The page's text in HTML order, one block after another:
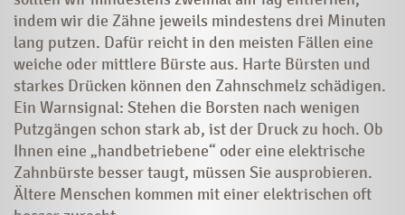
indem wir die Zähne jeweils mindestens drei Minuten
lang putzen. Dafür reicht in den meisten Fällen eine
weiche oder mittlere Bürste aus. Harte Bürsten und
starkes Drücken können den Zahnschmelz schädigen.
Ein Warnsignal: Stehen die Borsten nach wenigen
Putzgängen schon stark ab, ist der Druck zu hoch. Ob
Ihnen eine „handbetriebene“ oder eine elektrische
Zahnbürste besser taugt, müssen Sie ausprobieren.
Ältere Menschen kommen mit einer elektrischen oft